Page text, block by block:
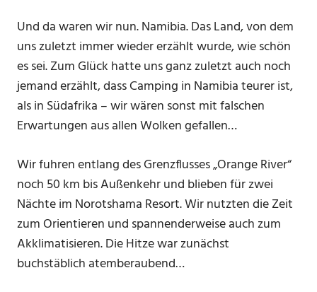
Und da waren wir nun. Namibia. Das Land, von dem
uns zuletzt immer wieder erzählt wurde, wie schön
es sei. Zum Glück hatte uns ganz zuletzt auch noch
jemand erzählt, dass Camping in Namibia teurer ist,
als in Südafrika – wir wären sonst mit falschen
Erwartungen aus allen Wolken gefallen…
Wir fuhren entlang des Grenzflusses „Orange River“
noch 50 km bis Außenkehr und blieben für zwei
Nächte im Norotshama Resort. Wir nutzten die Zeit
zum Orientieren und spannenderweise auch zum
Akklimatisieren. Die Hitze war zunächst
buchstäblich atemberaubend…